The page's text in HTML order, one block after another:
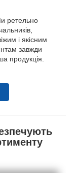
ретельно
і якісним
завжди
продукція.